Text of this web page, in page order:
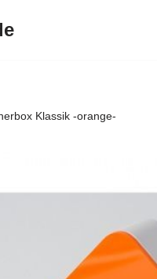
Klassik -orange-